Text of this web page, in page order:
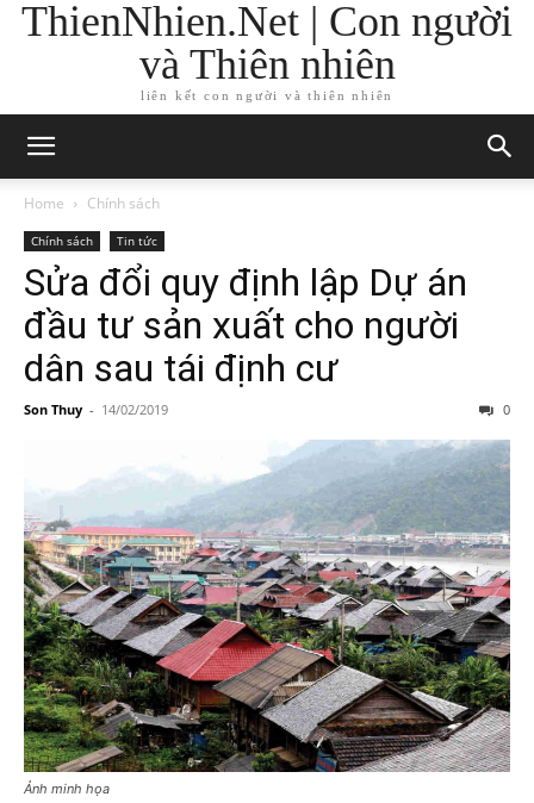
ThienNhien.Net | Con người
và Thiên nhiên
liên kết con người và thiên nhiên
Home Chính sách
Chính sách Tin tức
Sửa đổi quy định lập Dự án
đầu tư sản xuất cho người
dân sau tái định cư
Son Thuy - 14/02/2019 0
Ảnh minh họa